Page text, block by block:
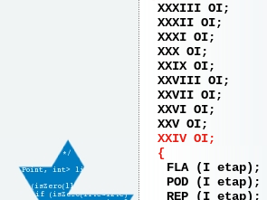
XXXIII OI
XXXII OI
XXXI OI
XXX OI
XXIX OI
XXVIII OI
XXVII OI
XXVI OI
XXV OI
XXIV OI
FLA (I etap)
POD (I etap)
REP (I etap)